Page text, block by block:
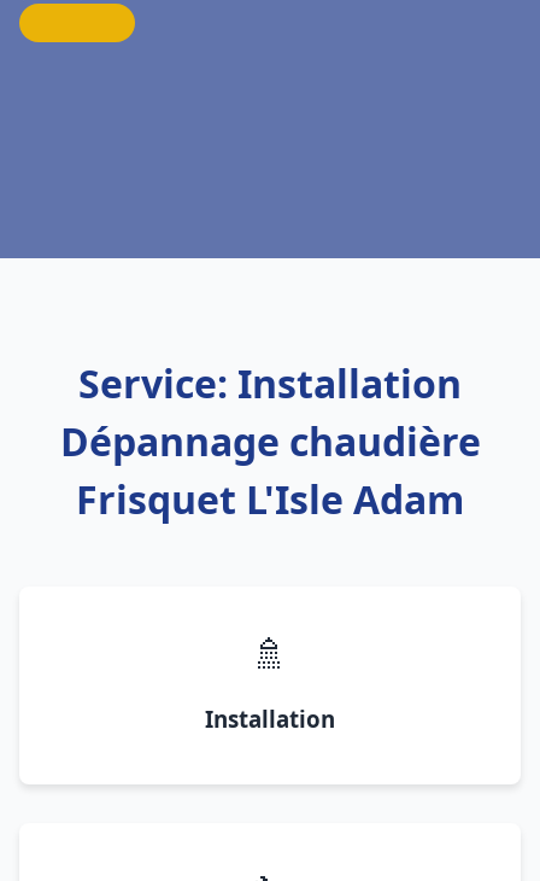
Service: Installation
Dépannage chaudière
Frisquet L'Isle Adam
🚿
Installation